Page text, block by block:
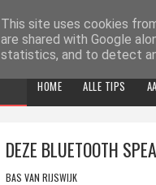
ELEKTRONICA
HOME ALLE TIPS
DEZE BLUETOOTH
BAS VAN RIJSWIJK
This site uses cookies
are shared with Google
statistics, and to detect